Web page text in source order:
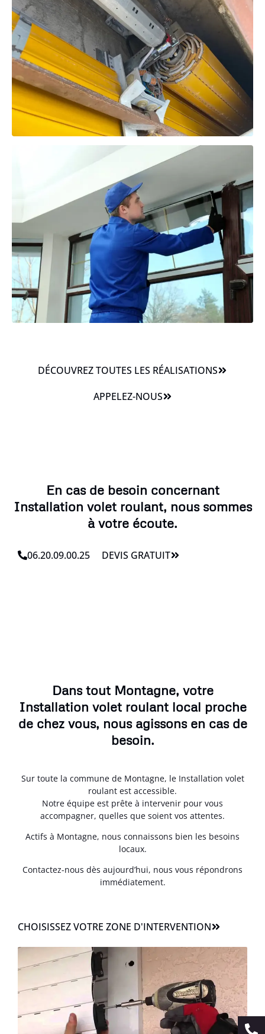
DÉCOUVREZ TOUTES LES RÉALISATIONS
APPELEZ-NOUS
En cas de besoin concernant
Installation volet roulant, nous sommes
à votre écoute.
06.20.09.00.25 DEVIS GRATUIT
Dans tout Montagne, votre
Installation volet roulant local proche
de chez vous, nous agissons en cas de
besoin.
Sur toute la commune de Montagne, le Installation volet
roulant est accessible.
Notre équipe est prête à intervenir pour vous
accompagner, quelles que soient vos attentes.
Actifs à Montagne, nous connaissons bien les besoins
locaux.
Contactez-nous dès aujourd’hui, nous vous répondrons
immédiatement.
CHOISISSEZ VOTRE ZONE D'INTERVENTION